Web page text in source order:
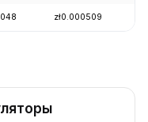
zł0.000509